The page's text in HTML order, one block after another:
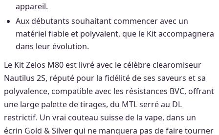
appareil.
Aux débutants souhaitant commencer avec un
matériel fiable et polyvalent, que le Kit accompagnera
dans leur évolution.
Le Kit Zelos M80 est livré avec le célèbre clearomiseur
Nautilus 2S, réputé pour la fidélité de ses saveurs et sa
polyvalence, compatible avec les résistances BVC, offrant
une large palette de tirages, du MTL serré au DL
restrictif. Un vrai couteau suisse de la vape, dans un
écrin Gold & Silver qui ne manquera pas de faire tourner